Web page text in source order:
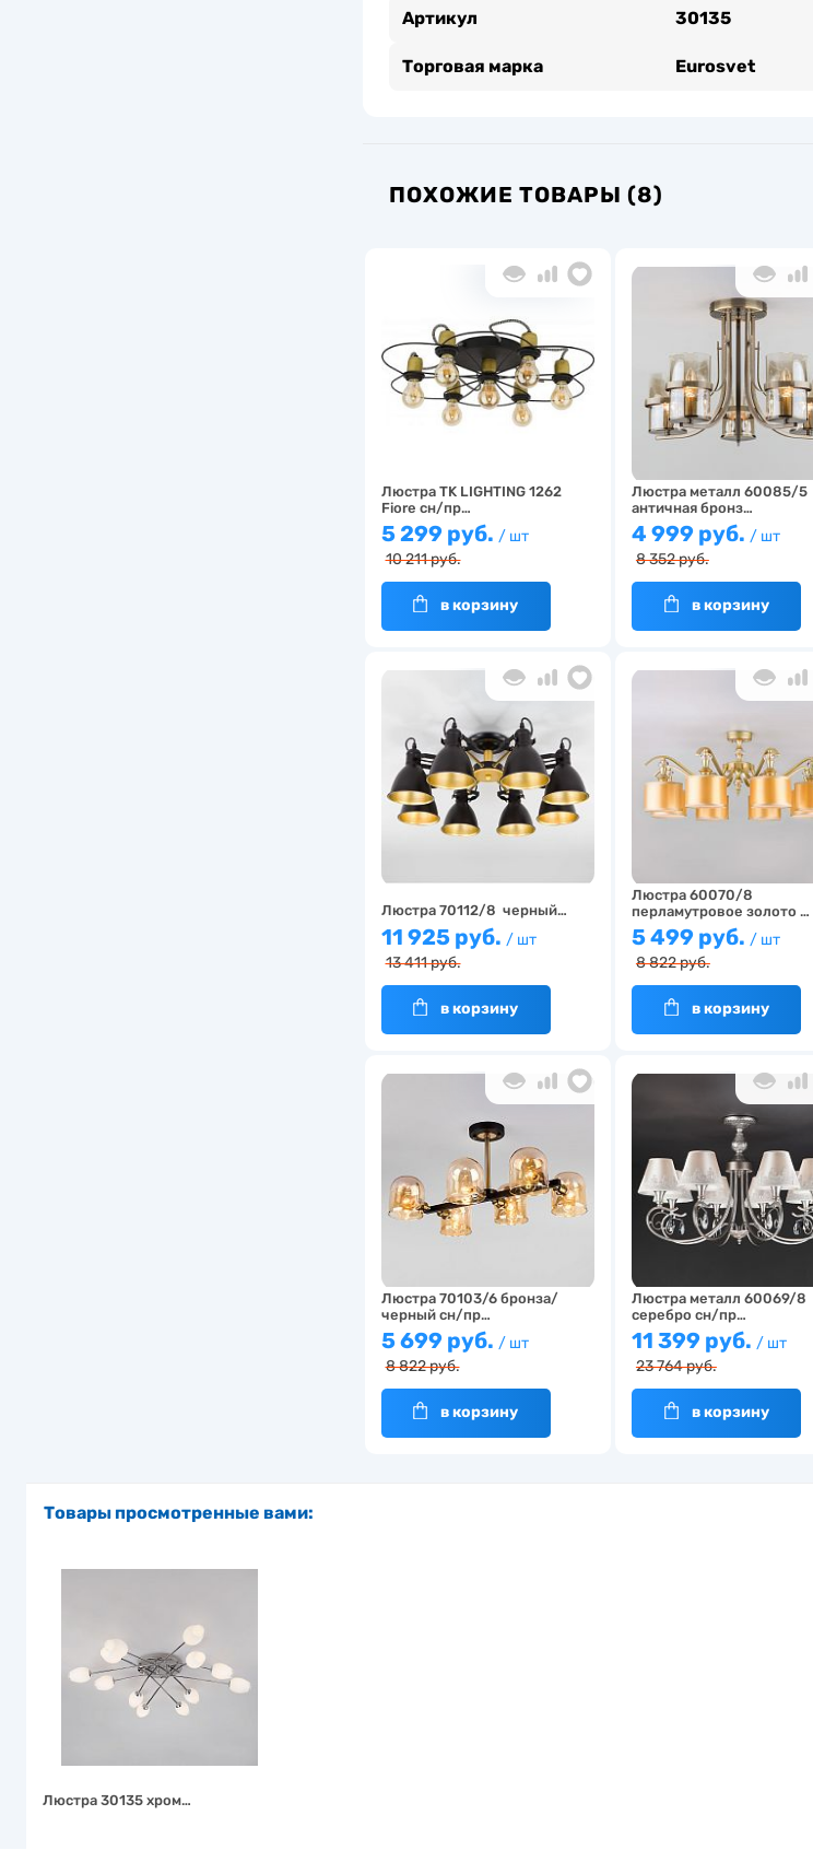
Артикул 30135
Торговая марка Eurosvet
ПОХОЖИЕ ТОВАРЫ (8)
Люстра TK LIGHTING 1262
Fiore сн/пр…
5 299 руб. / шт
10 211 руб.
в корзину
Люстра металл 60085/5
античная бронз…
4 999 руб. / шт
8 352 руб.
в корзину
Люстра 70112/8 черный…
11 925 руб. / шт
13 411 руб.
в корзину
Люстра 60070/8
перламутровое золото …
5 499 руб. / шт
8 822 руб.
в корзину
Люстра 70103/6 бронза/
черный сн/пр…
5 699 руб. / шт
8 822 руб.
в корзину
Люстра металл 60069/8
серебро сн/пр…
11 399 руб. / шт
23 764 руб.
в корзину
Товары просмотренные вами:
Люстра 30135 хром…